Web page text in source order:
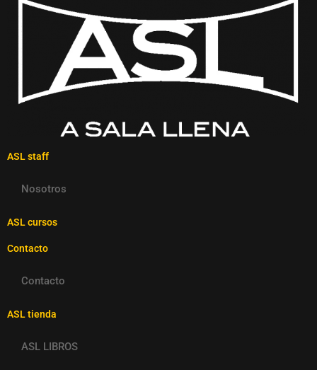
ASL staff
Nosotros
ASL cursos
Contacto
Contacto
ASL tienda
ASL LIBROS